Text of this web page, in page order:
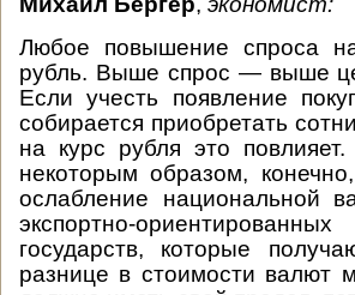
Любое повышение спроса
рубль. Выше спрос — выше
Если учесть появление
собирается приобретать
на курс рубля это
некоторым образом,
ослабление национальной
экспортно-
государств, которые
разнице в стоимости валют